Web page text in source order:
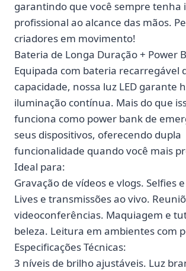
garantindo que você sempre tenha
profissional ao alcance das mãos.
criadores em movimento!
Bateria de Longa Duração + Power
Equipada com bateria recarregável
capacidade, nossa luz LED garante
iluminação contínua. Mais do que
funciona como power bank de
seus dispositivos, oferecendo dupla
funcionalidade quando você mais
Ideal para:
Gravação de vídeos e vlogs. Selfies
Lives e transmissões ao vivo.
videoconferências. Maquiagem e
beleza. Leitura em ambientes com
Especificações Técnicas:
3 níveis de brilho ajustáveis. Luz